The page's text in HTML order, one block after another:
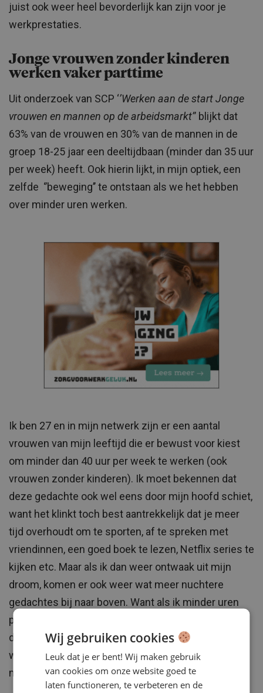
juist ook weer heel bevorderlijk kan zijn voor je
werkprestaties.
Jonge vrouwen zonder kinderen
werken vaker parttime
Uit onderzoek van SCP ‘’Werken aan de start Jonge
vrouwen en mannen op de arbeidsmarkt’’ blijkt dat
63% van de vrouwen en 30% van de mannen in de
groep 18-25 jaar een deeltijdbaan (minder dan 35 uur
per week) heeft. Ook hierin lijkt, in mijn optiek, een
zelfde ‘’beweging’’ te ontstaan als we het hebben
over minder uren werken.
Ik ben 27 en in mijn netwerk zijn er een aantal
vrouwen van mijn leeftijd die er bewust voor kiest
om minder dan 40 uur per week te werken (ook
vrouwen zonder kinderen). Ik moet bekennen dat
deze gedachte ook wel eens door mijn hoofd schiet,
want het klinkt toch best aantrekkelijk dat je meer
tijd overhoudt om te sporten, af te spreken met
vriendinnen, een goed boek te lezen, Netflix series te
kijken etc. Maar als ik dan weer ontwaak uit mijn
droom, komen er ook weer wat meer nuchtere
gedachtes bij naar boven. Want als ik minder uren
per week ga werken dan gelden voor mij niet
dezelfde arbeidsvoorwaarden als bij Digital Enables,
wat het financieel natuurlijk niet aantrekkelijk
maakt.
Wij gebruiken cookies
Leuk dat je er bent! Wij maken gebruik
van cookies om onze website goed te
laten functioneren, te verbeteren en de